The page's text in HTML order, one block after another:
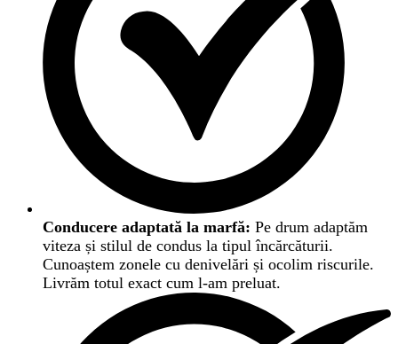
Conducere adaptată la marfă: Pe drum adaptăm
viteza și stilul de condus la tipul încărcăturii.
Cunoaștem zonele cu denivelări și ocolim riscurile.
Livrăm totul exact cum l-am preluat.